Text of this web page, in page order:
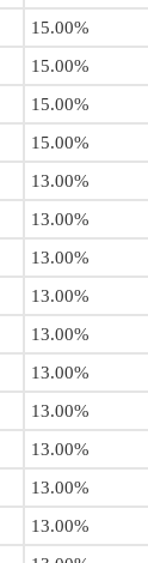
15.00%
15.00%
15.00%
15.00%
13.00%
13.00%
13.00%
13.00%
13.00%
13.00%
13.00%
13.00%
13.00%
13.00%